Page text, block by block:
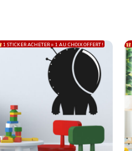
1 STICKER ACHETER = 1 AU CHOIX OFFERT !